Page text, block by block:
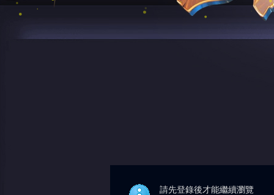
請先登錄後才能繼續瀏覽